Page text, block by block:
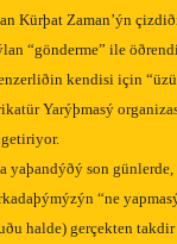
Kürþat Zaman’ýn
“gönderme” ile
kendisi için
Yarýþmasý
son
“ne
halde) gerçekten